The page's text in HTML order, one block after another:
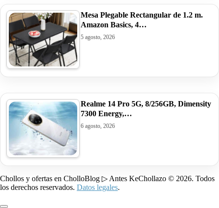
Mesa Plegable Rectangular de 1.2 m.
Amazon Basics, 4…
5 agosto, 2026
Realme 14 Pro 5G, 8/256GB, Dimensity
7300 Energy,…
6 agosto, 2026
Chollos y ofertas en CholloBlog ▷ Antes KeChollazo © 2026. Todos
los derechos reservados. Datos legales.